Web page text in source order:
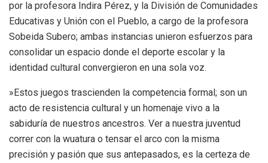
por la profesora Indira Pérez, y la División de Comunidades
Educativas y Unión con el Pueblo, a cargo de la profesora
Sobeida Subero; ambas instancias unieron esfuerzos para
consolidar un espacio donde el deporte escolar y la
identidad cultural convergieron en una sola voz.
​»Estos juegos trascienden la competencia formal; son un
acto de resistencia cultural y un homenaje vivo a la
sabiduría de nuestros ancestros. Ver a nuestra juventud
correr con la wuatura o tensar el arco con la misma
precisión y pasión que sus antepasados, es la certeza de